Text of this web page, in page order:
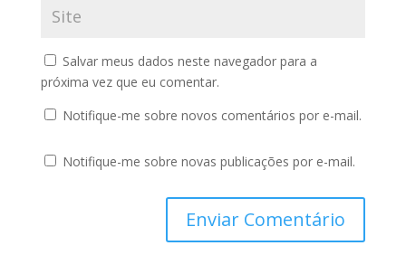
Salvar meus dados neste navegador para a
próxima vez que eu comentar.
Notifique-me sobre novos comentários por e-mail.
Notifique-me sobre novas publicações por e-mail.